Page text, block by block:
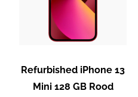
Refurbished iPhone 13
Mini 128 GB Rood